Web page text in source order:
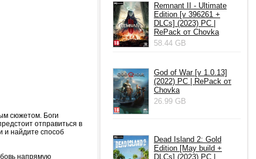
сюжетом. Боги
отправиться в
и найдите способ
напрямую
Remnant II - Ultimate
Edition [v 396261 +
DLCs] (2023) PC |
RePack от Chovka
58.44 GB
God of War [v 1.0.13]
(2022) PC | RePack от
Chovka
26.99 GB
Dead Island 2: Gold
Edition [May build +
DLCs] (2023) PC |